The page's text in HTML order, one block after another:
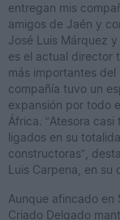
entregan mis
amigos de Jaén y
José Luis Márquez
es el actual director
más importantes
compañía tuvo un
expansión por todo
África. “Atesora
ligados en su
constructoras”,
Luis Carpena, en su
Aunque afincado en
Criado Delgado